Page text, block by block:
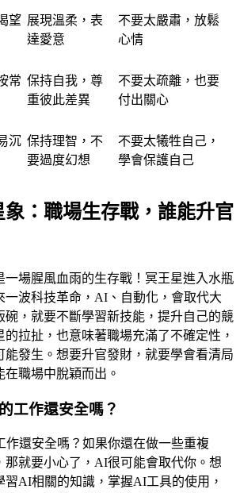
望 展現溫柔，表
達愛意
不要太嚴肅，放鬆
心情
常 保持自我，尊
重彼此差異
不要太疏離，也要
付出關心
沉 保持理智，不
要過度幻想
不要太犧牲自己，
學會保護自己
象：職場生存戰，誰能升官
一場腥風血雨的生存戰！冥王星進入水瓶
一波科技革命，AI、自動化，會取代大
碗，就要不斷學習新技能，提升自己的競
拉扯，也意味著職場充滿了不確定性，
能發生。想要升官發財，就要學會看清局
職場中脫穎而出。
工作還安全嗎？
作還安全嗎？如果你還在做一些重複
那就要小心了，AI很可能會取代你。想
習AI相關的知識，掌握AI工具的使用，